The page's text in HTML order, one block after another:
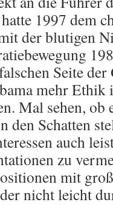
1997 dem
der blutigen
Seite
mehr Ethik
Mal sehen, ob
den Schatten
auch
zu
mit
nicht leicht